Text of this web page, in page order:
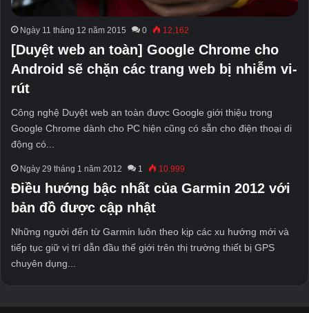
Ngày 11 tháng 12 năm 2015 0 12,162
[Duyệt web an toàn] Google Chrome cho
Android sẽ chặn các trang web bị nhiễm vi-
rút
Công nghệ Duyệt web an toàn được Google giới thiệu trong
Google Chrome dành cho PC hiện cũng có sẵn cho điện thoại di
động có...
Ngày 29 tháng 1 năm 2012 1 10.999
Điều hướng bậc nhất của Garmin 2012 với
bản đồ được cập nhật
Những người đến từ Garmin luôn theo kịp các xu hướng mới và
tiếp tục giữ vị trí dẫn đầu thế giới trên thị trường thiết bị GPS
chuyên dụng...